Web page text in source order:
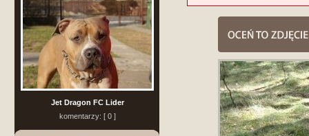
Jet Dragon FC Lider
komentarzy: [ 0 ]